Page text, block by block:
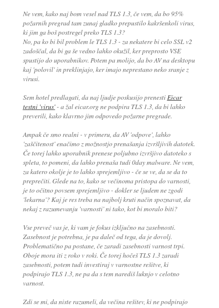
Ne vem, kako naj bom vesel nad TLS 1.3, če vem, da bo 95%
požarnih pregrad tam zunaj gladko prepustilo kakršenkoli virus,
ki jim ga boš postregel preko TLS 1.3?
No, pa ko bi bil problem le TLS 1.3 - za nekatere bi celo SSL v2
zadoščal, da bi ga še vedno lahko okužil, ker preprosto VSE
spustijo do uporabnikov. Potem pa molijo, da bo AV na desktopu
kaj 'polovil' in preklinjajo, ker imajo neprestano neko sranje z
virusi.
Sem hotel predlagati, da naj ljudje poskusijo prenesti Eicar
testni 'virus'- a žal eicar.org ne podpira TLS 1.3, da bi lahko
preverili, kako klavrno jim odpovedo požarne pregrade.
Ampak če smo realni - v primeru, da AV 'odpove', lahko
'zaščitenost' enačimo z možnostjo prenašanja izvršljivih datotek.
Če torej lahko uporabnik prenese poljubno izvršjivo datoteko s
spleta, to pomeni, da lahko prenaša tudi 0day malware. Ne vem,
za katero okolje je to lahko sprejemljivo - če se ve, da se da to
preprečiti. Glede na to, kako se večinoma pristopa do varnosti,
je to očitno povsem sprejemljivo - dokler se ljudem ne zgodi
'lekarna'? Kaj je res treba na najbolj kruti način spoznavat, da
nekaj z razumevanju 'varnosti' ni tako, kot bi moralo biti?
Vse preveč vas je, ki vam je fokus izključno na zasebnosti.
Zasebnost je potrebna, je pa daleč od tega, da je dovolj.
Problematično pa postane, če zaradi zasebnosti varnost trpi.
Oboje mora iti z roko v roki. Če torej hočeš TLS 1.3 zaradi
zasebnosti, potem tudi investiraj v varnostne rešitve, ki
podpirajo TLS 1.3, ne pa da s tem narediš luknjo v celotno
varnost.
Zdi se mi, da niste razumeli, da večina rešitev, ki ne podpirajo